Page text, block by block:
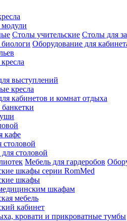
Столы учительские Столы для
Оборудование для
выступлений
кресла
кабинетов и комнат отдыха
кафе
столовой
столовой
Мебель для гардеробов
шкафы серии RomMed
шкафы
шкафам
мебель
кабинет
кровати и прикроватные тумбы